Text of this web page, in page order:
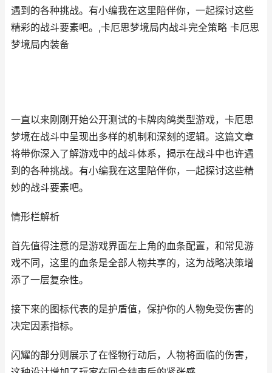
遇到的各种挑战。有小编我在这里陪伴你，一起探讨这些
精彩的战斗要素吧。,卡厄思梦境局内战斗完全策略 卡厄思
梦境局内装备
一直以来刚刚开始公开测试的卡牌肉鸽类型游戏，卡厄思
梦境在战斗中呈现出多样的机制和深刻的逻辑。这篇文章
将带你深入了解游戏中的战斗体系，揭示在战斗中也许遇
到的各种挑战。有小编我在这里陪伴你，一起探讨这些精
妙的战斗要素吧。
情形栏解析
首先值得注意的是游戏界面左上角的血条配置，和常见游
戏不同，这里的血条是全部人物共享的，这为战略决策增
添了一层复杂性。
接下来的图标代表的是护盾值，保护你的人物免受伤害的
决定因素指标。
闪耀的部分则展示了在怪物行动后，人物将面临的伤害，